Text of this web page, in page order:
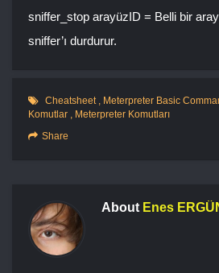
sniffer_stop arayüzID = Belli bir
sniffer’ı durdurur.
Cheatsheet Meterpreter Basic
Komutlar
Meterpreter Komutları
Share
About Enes